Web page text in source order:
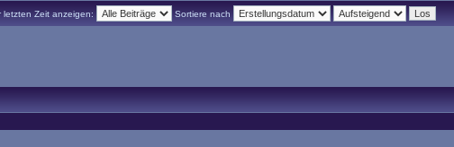
letzten Zeit anzeigen: Sortiere nach